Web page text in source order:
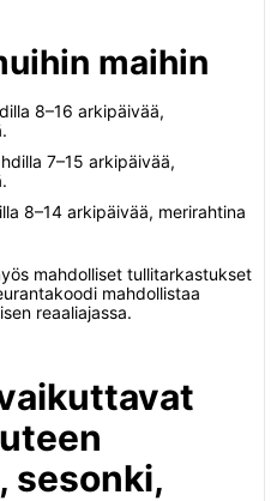
maihin
8–16 arkipäivää,
7–15 arkipäivää,
8–14 arkipäivää, merirahtina
mahdolliset tullitarkastukset
mahdollistaa
reaaliajassa.
sesonki,